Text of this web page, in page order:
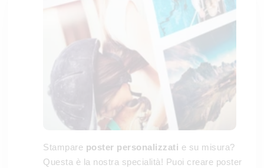
Stampare poster personalizzati e su misura?
Questa è la nostra specialità! Puoi creare poster